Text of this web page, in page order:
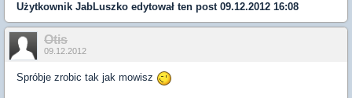
Użytkownik JabLuszko edytował ten post 09.12.2012 16:08
Otis
09.12.2012
Spróbje zrobic tak jak mowisz